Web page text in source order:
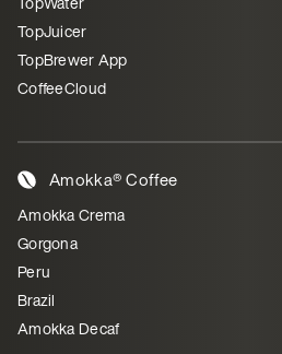
TopJuicer
TopBrewer App
CoffeeCloud
Amokka® Coffee
Amokka Crema
Gorgona
Peru
Brazil
Amokka Decaf